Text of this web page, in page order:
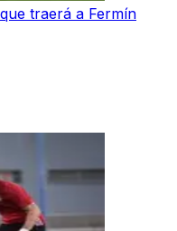
traerá a Fermín